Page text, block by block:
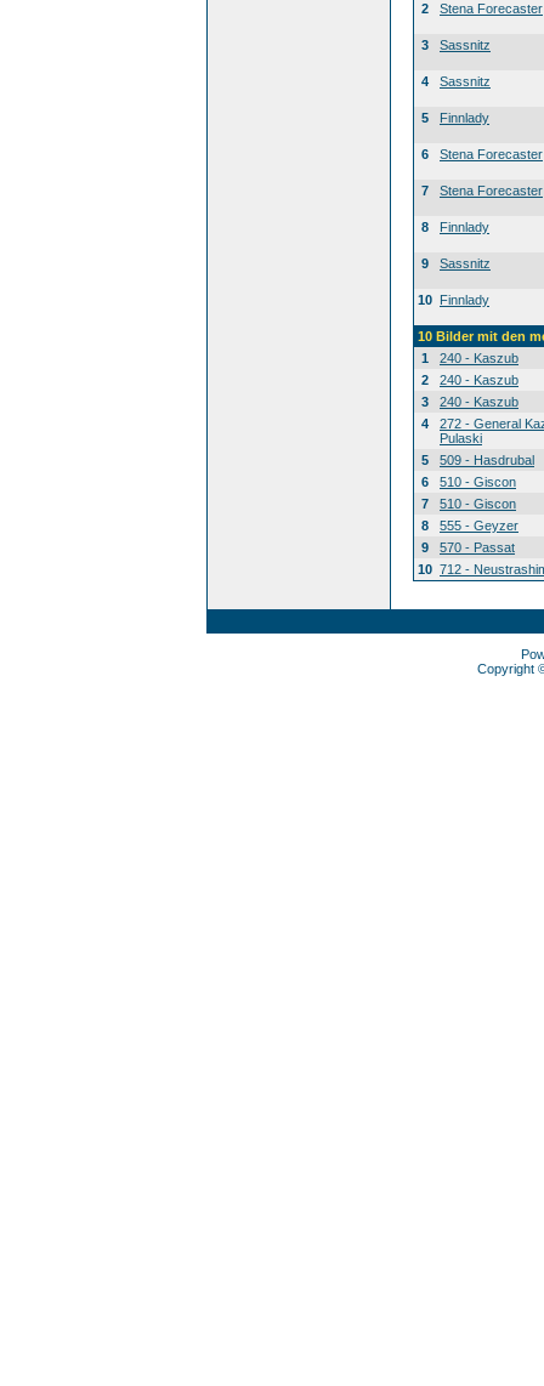
2 Stena Forecaster
3 Sassnitz
4 Sassnitz
5 Finnlady
6 Stena Forecaster
7 Stena Forecaster
8 Finnlady
9 Sassnitz
10 Finnlady
10 Bilder mit den
1
240 - Kaszub
2
240 - Kaszub
3
240 - Kaszub
4
272 - General
Pulaski
5
509 - Hasdrubal
6
510 - Giscon
7
510 - Giscon
8
555 - Geyzer
9
570 - Passat
10 712 -
Copyright